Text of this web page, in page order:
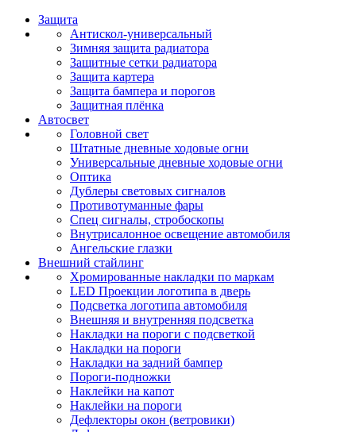
Защита
Антискол-универсальный
Зимняя защита радиатора
Защитные сетки радиатора
Защита картера
Защита бампера и порогов
Защитная плёнка
Автосвет
Головной свет
Штатные дневные ходовые огни
Универсальные дневные ходовые огни
Оптика
Дублеры световых сигналов
Противотуманные фары
Спец сигналы, стробоскопы
Внутрисалонное освещение автомобиля
Ангельские глазки
Внешний стайлинг
Хромированные накладки по маркам
LED Проекции логотипа в дверь
Подсветка логотипа автомобиля
Внешняя и внутренняя подсветка
Накладки на пороги с подсветкой
Накладки на пороги
Накладки на задний бампер
Пороги-подножки
Наклейки на капот
Наклейки на пороги
Дефлекторы окон (ветровики)